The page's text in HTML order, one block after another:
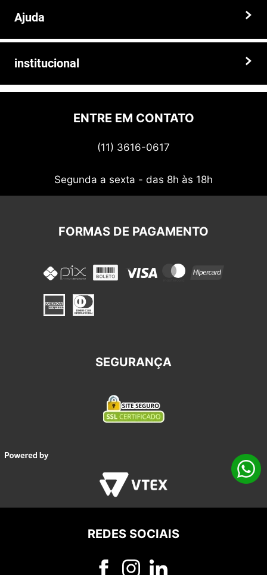
Somos a solução ideal para quem busca peças e acessórios agrícolas
Ajuda
Prazos e entregas
institucional
Quem somos
Politica de privacidadeENTRE EM CONTATO
(11) 3616-0617
Segunda a sexta - das 8h às 18h
FORMAS DE PAGAMENTO
SEGURANÇA
REDES SOCIAIS